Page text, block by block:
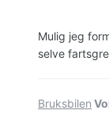
Mulig jeg
selve
Bruksbilen